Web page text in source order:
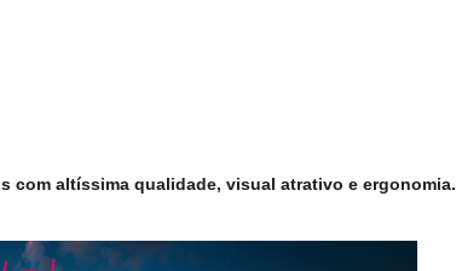
com altíssima qualidade, visual atrativo e ergonomia.